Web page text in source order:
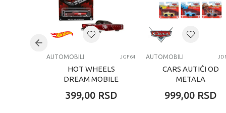
Uzrast
Kategorija
AUTOMOBILI JGF64
HOT WHEELS
DREAM MOBILE
399,00 RSD
AUTOMOBILI
CARS AUTIĆI OD
METALA
999,00 RSD